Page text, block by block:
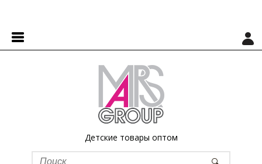
Детские товары оптом